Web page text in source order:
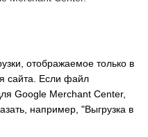
отображаемое только в
сайта. Если файл
Google Merchant Center,
например, "Выгрузка в